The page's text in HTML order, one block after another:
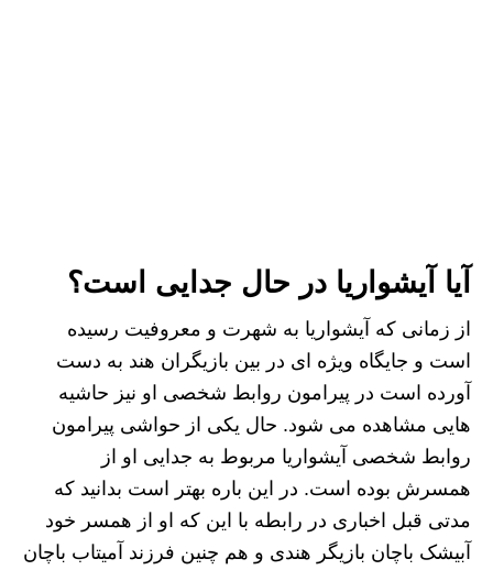
آیا آیشواریا در حال جدایی است؟
از زمانی که آیشواریا به شهرت و معروفیت رسیده
است و جایگاه ویژه‌ ای در بین بازیگران هند به دست
آورده است در پیرامون روابط شخصی او نیز حاشیه‌
هایی مشاهده می‌ شود. حال یکی از حواشی پیرامون
روابط شخصی آیشواریا مربوط به جدایی او از
همسرش بوده است. در این باره بهتر است بدانید که
مدتی قبل اخباری در رابطه با این که او از همسر خود
آبیشک باچان بازیگر هندی و هم چنین فرزند آمیتاب باچان